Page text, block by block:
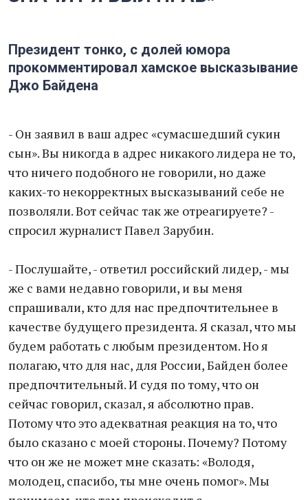
Президент тонко, с долей юмора
прокомментировал хамское высказывание
Джо Байдена
- Он заявил в ваш адрес «сумасшедший сукин
сын». Вы никогда в адрес никакого лидера не то,
что ничего подобного не говорили, но даже
каких-то некорректных высказываний себе не
позволяли. Вот сейчас так же отреагируете? -
спросил журналист Павел Зарубин.
- Послушайте, - ответил российский лидер, - мы
же с вами недавно говорили, и вы меня
спрашивали, кто для нас предпочтительнее в
качестве будущего президента. Я сказал, что мы
будем работать с любым президентом. Но я
полагаю, что для нас, для России, Байден более
предпочтительный. И судя по тому, что он
сейчас говорил, сказал, я абсолютно прав.
Потому что это адекватная реакция на то, что
было сказано с моей стороны. Почему? Потому
что он же не может мне сказать: «Володя,
молодец, спасибо, ты мне очень помог». Мы